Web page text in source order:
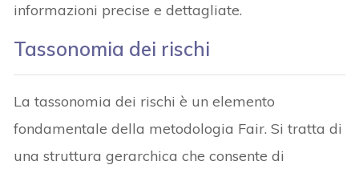
informazioni precise e dettagliate.
Tassonomia dei rischi
La tassonomia dei rischi è un elemento
fondamentale della metodologia Fair. Si tratta di
una struttura gerarchica che consente di